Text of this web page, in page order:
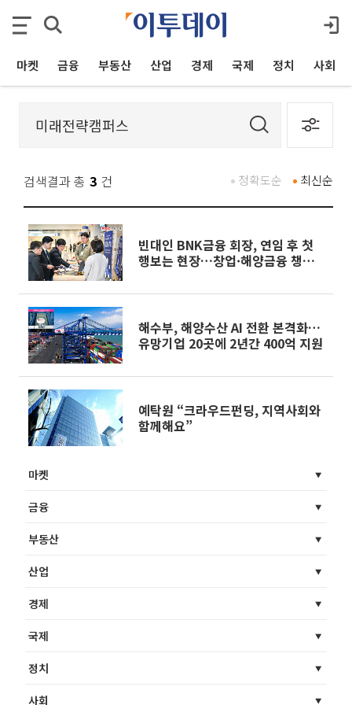
마켓 금융 부동산 산업 경제 국제 정치 사회
검색결과 총 3 건 최신순
정확도순
빈대인 BNK금융 회장, 연임 후 첫
행보는 현장…창업·해양금융 챙겼
해수부, 해양수산 AI 전환 본격화…
유망기업 20곳에 2년간 400억 지원
예탁원 “크라우드펀딩, 지역사회와
함께해요”
마켓
금융
부동산
산업
경제
국제
정치
사회